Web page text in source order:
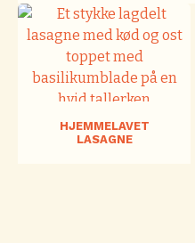
HJEMMELAVET
LASAGNE